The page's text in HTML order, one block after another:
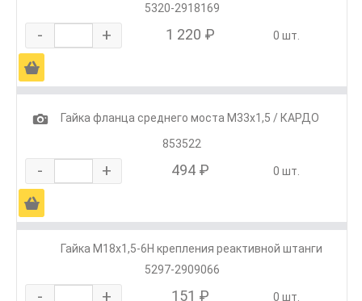
5320-2918169
- + 1 220 ₽ 0 шт.
Ä
1
Гайка фланца среднего моста М33х1,5 / КАРДО
853522
- + 494 ₽ 0 шт.
Ä
Гайка М18х1,5-6Н крепления реактивной штанги
5297-2909066
- + 151 ₽ 0 шт.